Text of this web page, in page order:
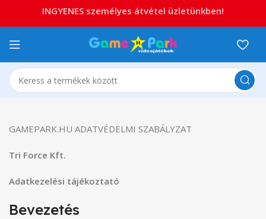
GAMEPARK.HU ADATVÉDELMI SZABÁLYZAT
Tri Force Kft.
Adatkezelési tájékoztató
Bevezetés
INGYENES személyes átvétel üzletünkben!